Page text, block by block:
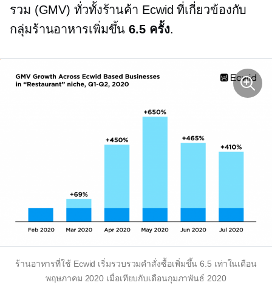
รวม (GMV) ทั่วทั้งร้านค้า Ecwid ที่เกี่ยวข้องกับ
กลุ่มร้านอาหารเพิ่มขึ้น6.5 ครั้ง.
ร้านอาหารที่ใช้ Ecwid เริ่มรวบรวมคำสั่งซื้อเพิ่มขึ้น 6.5 เท่าในเดือน
พฤษภาคม 2020 เมื่อเทียบกับเดือนกุมภาพันธ์ 2020